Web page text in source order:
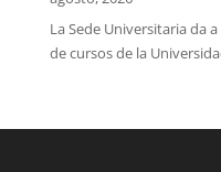
La Sede Universitaria da
de cursos de la